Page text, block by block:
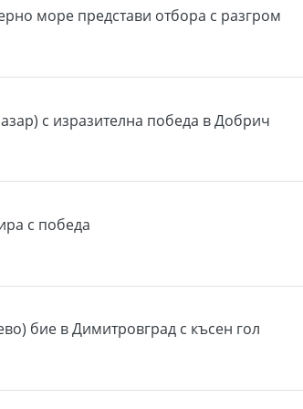
море представи отбора с разгром
с изразителна победа в Добрич
с победа
бие в Димитровград с късен гол